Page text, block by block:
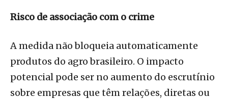
Risco de associação com o crime
A medida não bloqueia automaticamente
produtos do agro brasileiro. O impacto
potencial pode ser no aumento do escrutínio
sobre empresas que têm relações, diretas ou